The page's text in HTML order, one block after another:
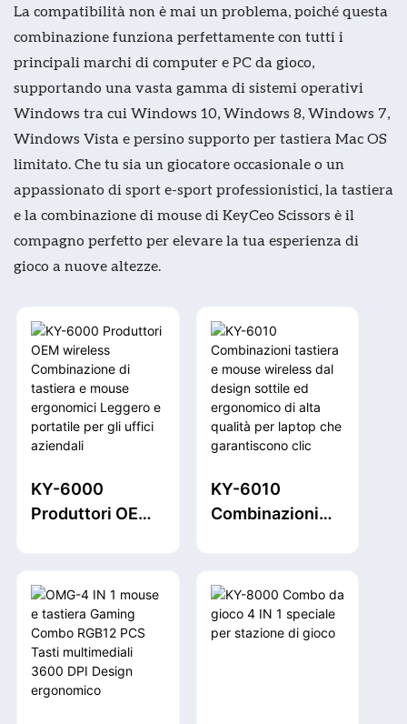
La compatibilità non è mai un problema, poiché questa
combinazione funziona perfettamente con tutti i
principali marchi di computer e PC da gioco,
supportando una vasta gamma di sistemi operativi
Windows tra cui Windows 10, Windows 8, Windows 7,
Windows Vista e persino supporto per tastiera Mac OS
limitato. Che tu sia un giocatore occasionale o un
appassionato di sport e-sport professionistici, la tastiera
e la combinazione di mouse di KeyCeo Scissors è il
compagno perfetto per elevare la tua esperienza di
gioco a nuove altezze.
KY-6000
Produttori OEM
tastiera e mouse
ergonomici
Leggero e
portatile per gli
uffici aziendali
KY-6010
Combinazioni
design sottile ed
ergonomico di
alta qualità per